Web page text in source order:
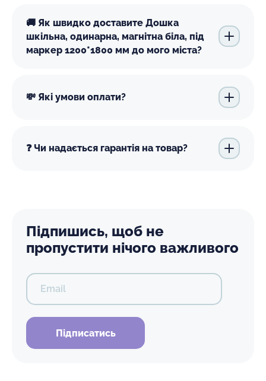
🚚 Як швидко доставите Дошка
шкільна, одинарна, магнітна біла, під
маркер 1200*1800 мм до мого міста?
💸 Які умови оплати?
❓ Чи надається гарантія на товар?
Підпишись, щоб не
пропустити нічого важливого
Email
Підписатись